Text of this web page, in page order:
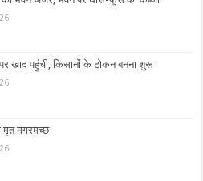
खाद पहुंची, किसानों के टोकन बनना शुरू
मृत मगरमच्छ